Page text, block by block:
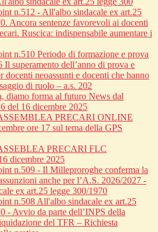
n.512 - All'albo sindacale ex art.25
Ancora sentenze favorevoli ai docenti
Ruscica: indispensabile aumentare i
n.510 Periodo di formazione e prova
Il superamento dell’anno di prova e
docenti neoassunti e docenti che hanno
di ruolo – a.s. 202
diamo forma al futuro News dal
del 16 dicembre 2025
PRECARI ONLINE
ore 17 sul tema della GPS
PRECARI FLC
dicembre 2025
n.509 - Il Milleproroghe conferma la
anche per l’A.S. 2026/2027 -
ex art.25 legge 300/1970
n.508 All'albo sindacale ex art.25
- Avvio da parte dell’INPS della
del TFR – Richiesta